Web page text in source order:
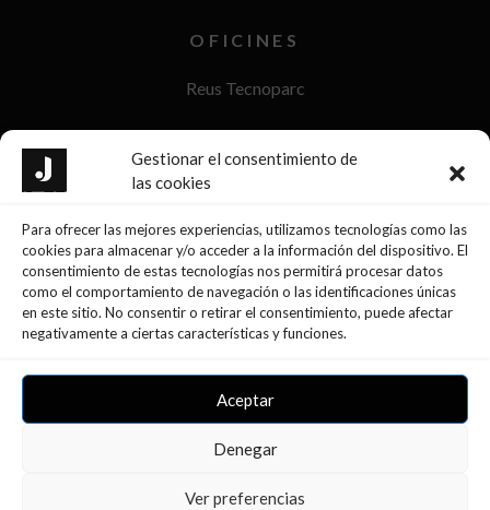
Gestionar el consentimiento de
las cookies
Para ofrecer las mejores experiencias, utilizamos tecnologías como las
cookies para almacenar y/o acceder a la información del dispositivo. El
consentimiento de estas tecnologías nos permitirá procesar datos
como el comportamiento de navegación o las identificaciones únicas
en este sitio. No consentir o retirar el consentimiento, puede afectar
negativamente a ciertas características y funciones.
Aceptar
Denegar
Ver preferencias
OFICINES
Reus Tecnoparc
Reus Passeig Sunyer
La Selva del Camp
Móra d’Ebre
Tarragona